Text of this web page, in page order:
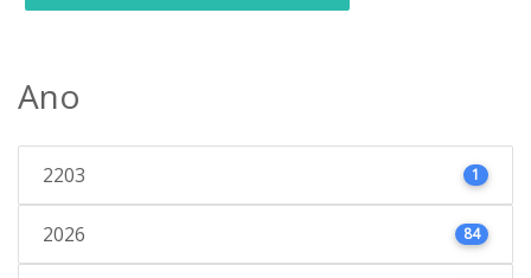
Ano
2203 1
2026 84